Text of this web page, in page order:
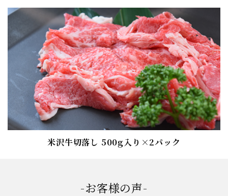
米沢牛切落し 500g入り×2パック
-お客様の声-